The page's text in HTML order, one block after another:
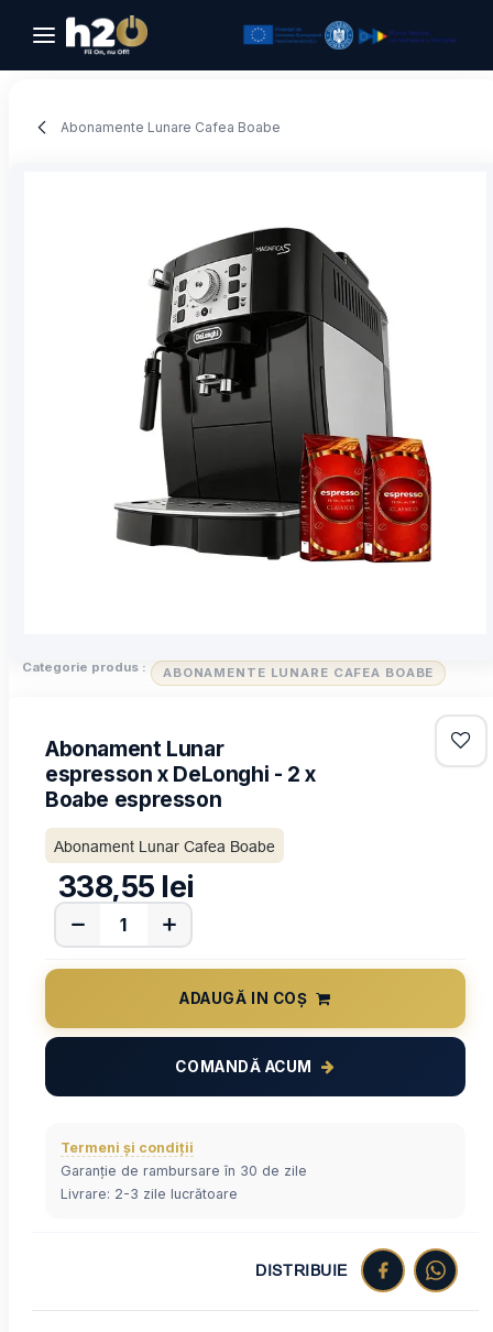
Abonamente Lunare Cafea Boabe
Categorie produs : ABONAMENTE LUNARE CAFEA BOABE
Abonament Lunar
espresson x DeLonghi - 2 x
Boabe espresson
Abonament Lunar Cafea Boabe
338,55 lei
ADAUGĂ IN COȘ
COMANDĂ ACUM
Termeni și condiții
Garanție de rambursare în 30 de zile
Livrare: 2-3 zile lucrătoare
DISTRIBUIE